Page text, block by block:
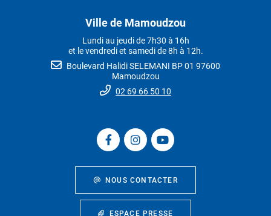
Ville de Mamoudzou
Lundi au jeudi de 7h30 à 16h
et le vendredi et samedi de 8h à 12h.
Boulevard Halidi SELEMANI BP 01 97600
Mamoudzou
02 69 66 50 10
NOUS CONTACTER
ESPACE PRESSE